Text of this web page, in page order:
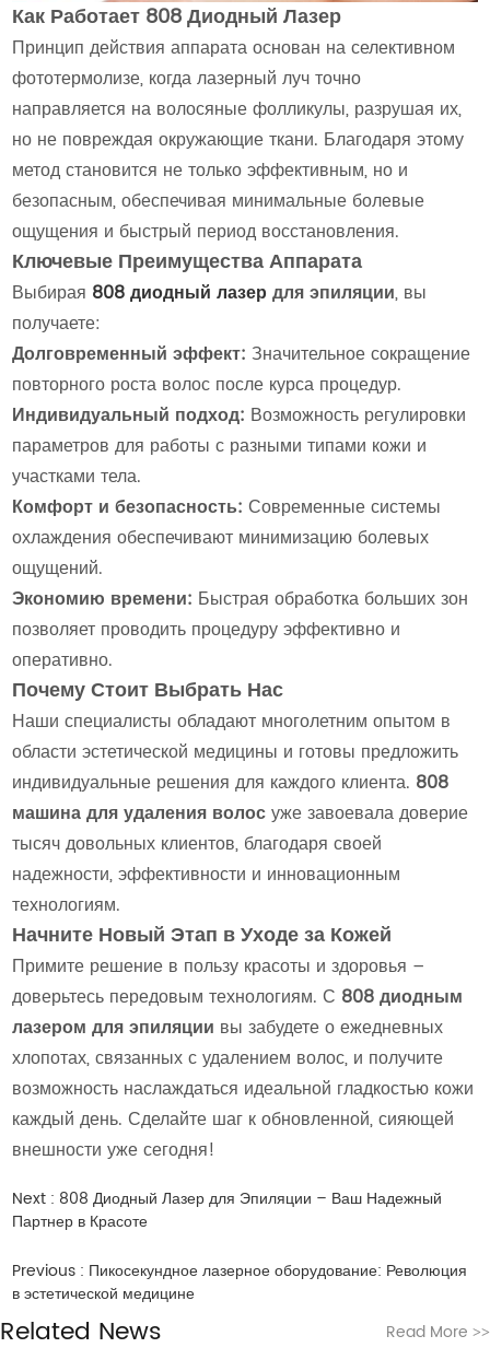
Как Работает 808 Диодный Лазер
Принцип действия аппарата основан на селективном
фототермолизе, когда лазерный луч точно
направляется на волосяные фолликулы, разрушая их,
но не повреждая окружающие ткани. Благодаря этому
метод становится не только эффективным, но и
безопасным, обеспечивая минимальные болевые
ощущения и быстрый период восстановления.
Ключевые Преимущества Аппарата
Выбирая 808 диодный лазер для эпиляции, вы
получаете:
Долговременный эффект: Значительное сокращение
повторного роста волос после курса процедур.
Индивидуальный подход: Возможность регулировки
параметров для работы с разными типами кожи и
участками тела.
Комфорт и безопасность: Современные системы
охлаждения обеспечивают минимизацию болевых
ощущений.
Экономию времени: Быстрая обработка больших зон
позволяет проводить процедуру эффективно и
оперативно.
Почему Стоит Выбрать Нас
Наши специалисты обладают многолетним опытом в
области эстетической медицины и готовы предложить
индивидуальные решения для каждого клиента. 808
машина для удаления волосуже завоевала доверие
тысяч довольных клиентов, благодаря своей
надежности, эффективности и инновационным
технологиям.
Начните Новый Этап в Уходе за Кожей
Примите решение в пользу красоты и здоровья –
доверьтесь передовым технологиям. С 808 диодным
лазером для эпиляции вы забудете о ежедневных
хлопотах, связанных с удалением волос, и получите
возможность наслаждаться идеальной гладкостью кожи
каждый день. Сделайте шаг к обновленной, сияющей
внешности уже сегодня!
Next : 808 Диодный Лазер для Эпиляции – Ваш Надежный
Партнер в Красоте
Previous : Пикосекундное лазерное оборудование: Революция
в эстетической медицине
Related News Read More >>